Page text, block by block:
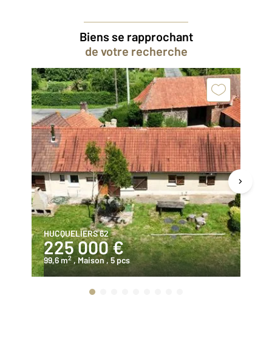
Biens se rapprochant
de votre recherche
HUCQUELIERS 62
225 000 €
99,6 m2 , Maison , 5 pcs